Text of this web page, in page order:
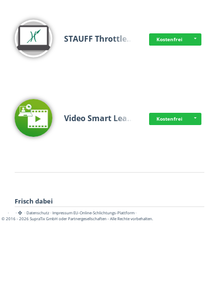
STAUFF Throttle… Kostenfrei
Video Smart Lea… Kostenfrei
Frisch dabei
· · ·Datenschutz·Impressum EU-Online-Schlichtungs-Plattform·
© 2016 - 2026 SupraTix GmbH oder Partnergesellschaften - Alle Rechte vorbehalten.